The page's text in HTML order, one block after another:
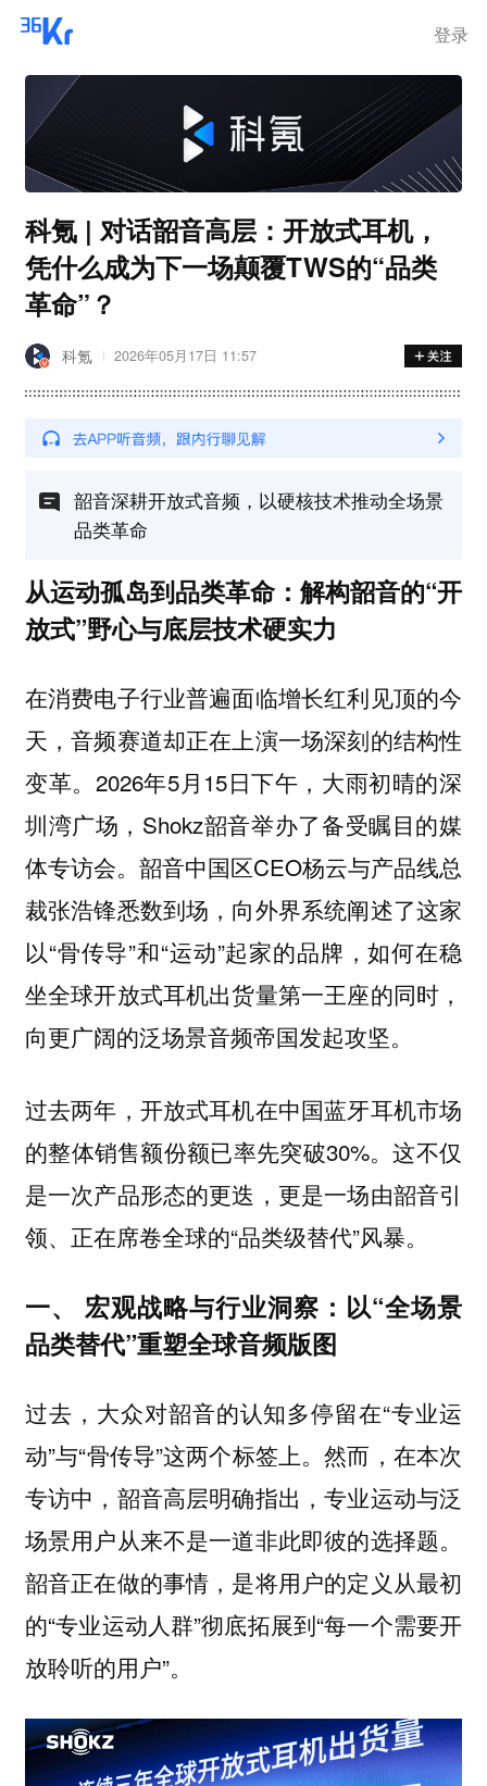
登录
科氪 | 对话韶音高层：开放式耳机，
凭什么成为下一场颠覆TWS的“品类
革命”？
科氪 2026年05月17日 11:57
韶音深耕开放式音频，以硬核技术推动全场景
品类革命
从运动孤岛到品类革命：解构韶音的“开
放式”野心与底层技术硬实力
在消费电子行业普遍面临增长红利见顶的今
天，音频赛道却正在上演一场深刻的结构性
变革。2026年5月15日下午，大雨初晴的深
圳湾广场，Shokz韶音举办了备受瞩目的媒
体专访会。韶音中国区CEO杨云与产品线总
裁张浩锋悉数到场，向外界系统阐述了这家
以“骨传导”和“运动”起家的品牌，如何在稳
坐全球开放式耳机出货量第一王座的同时，
向更广阔的泛场景音频帝国发起攻坚。
过去两年，开放式耳机在中国蓝牙耳机市场
的整体销售额份额已率先突破30%。这不仅
是一次产品形态的更迭，更是一场由韶音引
领、正在席卷全球的“品类级替代”风暴。
一、 宏观战略与行业洞察：以“全场景
品类替代”重塑全球音频版图
过去，大众对韶音的认知多停留在“专业运
动”与“骨传导”这两个标签上。然而，在本次
专访中，韶音高层明确指出，专业运动与泛
场景用户从来不是一道非此即彼的选择题。
韶音正在做的事情，是将用户的定义从最初
的“专业运动人群”彻底拓展到“每一个需要开
放聆听的用户”。